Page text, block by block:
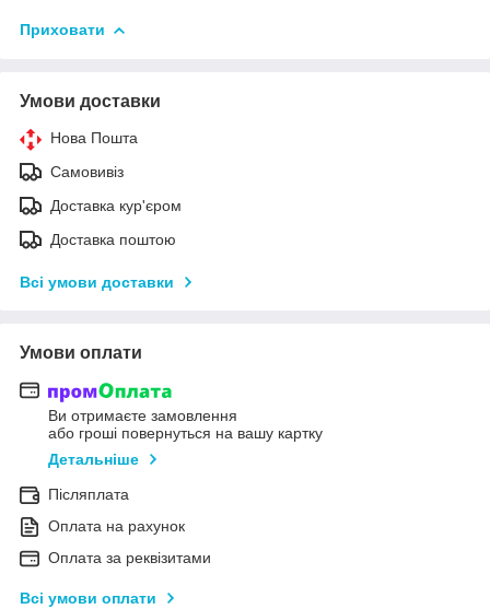
Приховати
Умови доставки
Нова Пошта
Самовивіз
Доставка кур'єром
Доставка поштою
Всі умови доставки
Умови оплати
Ви отримаєте замовлення
або гроші повернуться на вашу картку
Детальніше
Післяплата
Оплата на рахунок
Оплата за реквізитами
Всі умови оплати